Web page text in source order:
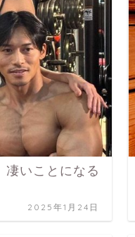
いことになる
2025年1月24日